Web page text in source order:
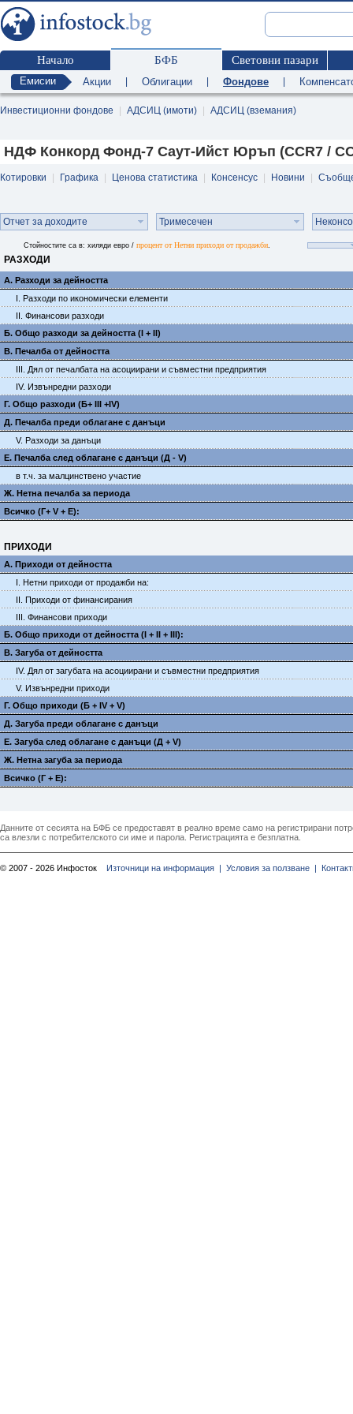
Начало БФБ Световни пазари
Емисии Акции Облигации Фондове
Инвестиционни фондове АДСИЦ (имоти) АДСИЦ (вземания)
НДФ Конкорд Фонд-7 Саут-Ийст Юръп (CCR7 /
Котировки Графика Ценова статистика Консенсус Новини
Отчет за доходите Тримесечен
Стойностите са в: хиляди евро / процент от Нетни приходи от продажби.
РАЗХОДИ
А. Разходи за дейността
I. Разходи по икономически елементи
II. Финансови разходи
Б. Общо разходи за дейността (I + II)
В. Печалба от дейността
III. Дял от печалбата на асоциирани и съвместни предприятия
IV. Извънредни разходи
Г. Общо разходи (Б+ III +IV)
Д. Печалба преди облагане с данъци
V. Разходи за данъци
E. Печалба след облагане с данъци (Д - V)
в т.ч. за малцинствено участие
Ж. Нетна печалба за периода
Всичко (Г+ V + Е):
ПРИХОДИ
А. Приходи от дейността
I. Нетни приходи от продажби на:
II. Приходи от финансирания
III. Финансови приходи
Б. Общо приходи от дейността (I + II + III):
В. Загуба от дейността
IV. Дял от загубата на асоциирани и съвместни предприятия
V. Извънредни приходи
Г. Общо приходи (Б + IV + V)
Д. Загуба преди облагане с данъци
E. Загуба след облагане с данъци (Д + V)
Ж. Нетна загуба за периода
Всичко (Г + E):
Данните от сесията на БФБ се предоставят в реално време само на регистрирани
са влезли с потребителското си име и парола. Регистрацията е безплатна.
© 2007 - 2026 Инфосток Източници на информация | Условия за ползване |